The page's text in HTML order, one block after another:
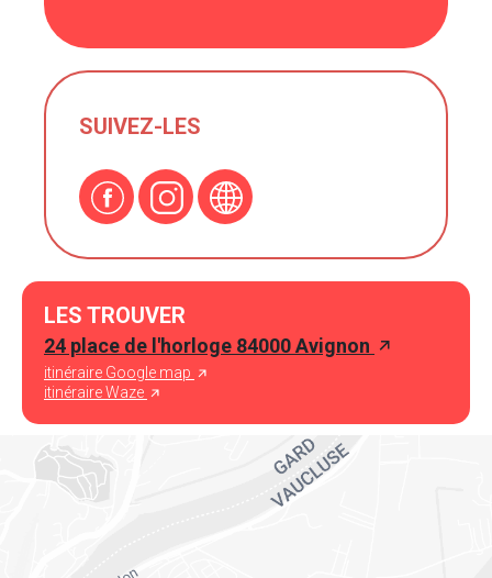
SUIVEZ-LES
LES TROUVER
24 place de l'horloge 84000 Avignon
itinéraire Google map
itinéraire Waze